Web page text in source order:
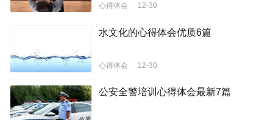
心得体会 12-30
水文化的心得体会优质6篇
心得体会 12-30
公安全警培训心得体会最新7篇